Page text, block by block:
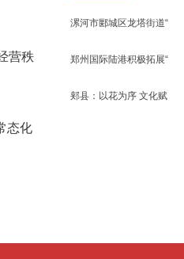
营秩
态化
漯河市郾城区龙塔街道“
郑州国际陆港积极拓展“
郏县：以花为序 文化赋